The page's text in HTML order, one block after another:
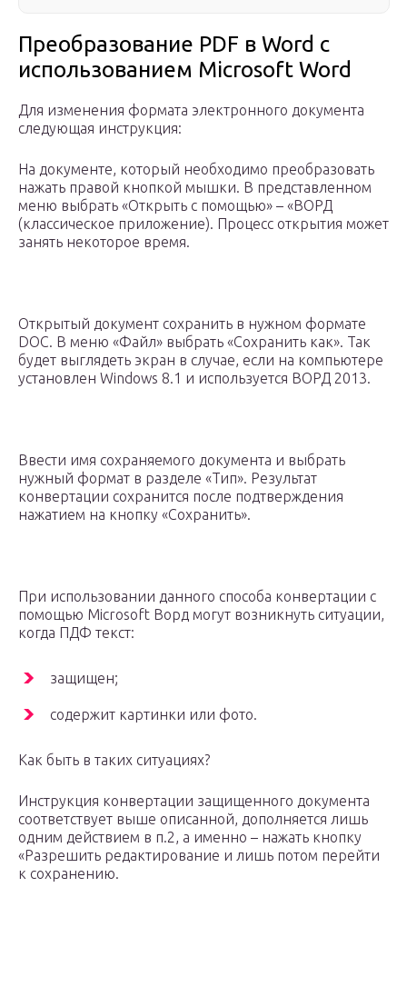
Преобразование PDF в Word с
использованием Microsoft Word
Для изменения формата электронного документа
следующая инструкция:
На документе, который необходимо преобразовать
нажать правой кнопкой мышки. В представленном
меню выбрать «Открыть с помощью» – «ВОРД
(классическое приложение). Процесс открытия может
занять некоторое время.
Открытый документ сохранить в нужном формате
DOC. В меню «Файл» выбрать «Сохранить как». Так
будет выглядеть экран в случае, если на компьютере
установлен Windows 8.1 и используется ВОРД 2013.
Ввести имя сохраняемого документа и выбрать
нужный формат в разделе «Тип». Результат
конвертации сохранится после подтверждения
нажатием на кнопку «Сохранить».
При использовании данного способа конвертации с
помощью Microsoft Ворд могут возникнуть ситуации,
когда ПДФ текст:
защищен;
содержит картинки или фото.
Как быть в таких ситуациях?
Инструкция конвертации защищенного документа
соответствует выше описанной, дополняется лишь
одним действием в п.2, а именно – нажать кнопку
«Разрешить редактирование и лишь потом перейти
к сохранению.